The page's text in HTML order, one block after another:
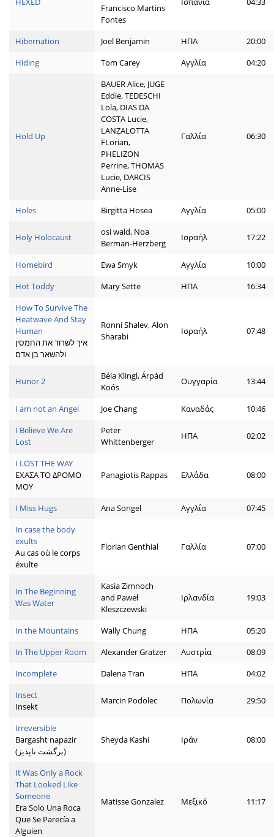
Francisco Martins
Fontes
Hibernation Joel Benjamin ΗΠΑ
20:00
Hiding
Tom Carey Αγγλία 04:20
Hold Up
BAUER Alice, JUGE
Eddie, TEDESCHI
Lola, DIAS DA
COSTA Lucie,
LANZALOTTA
FLorian,
PHELIZON
Perrine, THOMAS
Lucie, DARCIS
Anne-Lise
Γαλλία 06:30
Holes Birgitta Hosea Αγγλία 05:00
Holy Holocaust
osi wald, Noa
Berman-Herzberg
Ισραήλ 17:22
Homebird Ewa Smyk Αγγλία
10:00
Hot Toddy
Mary Sette ΗΠΑ
16:34
How To Survive The
Heatwave And Stay
Human
איך לשרוד את החמסין
ולהשאר בן אדם
Ronni Shalev, Alon
Sharabi
Ισραήλ 07:48
Hunor 2
Béla Klingl, Árpád
Koós
Ουγγαρία 13:44
I am not an Angel Joe Chang Καναδάς
10:46
I Believe We Are
Lost
Peter
Whittenberger
ΗΠΑ 02:02
I LOST THE WAY
ΕΧΑΣΑ ΤΟ ΔΡΟΜΟ
ΜΟΥ
Panagiotis Rappas Ελλάδα 08:00
I Miss Hugs Ana Songel Αγγλία
07:45
In case the body
exults
Au cas où le corps
éxulte
Florian Genthial Γαλλία 07:00
In The Beginning
Was Water
Kasia Zimnoch
and Paweł
Kleszczewski
Ιρλανδία 19:03
In the Mountains Wally Chung ΗΠΑ
05:20
In The Upper Room
Alexander Gratzer Αυστρία
08:09
Incomplete
Dalena Tran ΗΠΑ
04:02
Insect
Insekt
Marcin Podolec Πολωνία 29:50
Irreversible
Bargasht napazir
(برگشت ناپذیز)
Sheyda Kashi Ιράν 08:00
It Was Only a Rock
That Looked Like
Someone
Era Solo Una Roca
Que Se Parecía a
Alguien
Matisse Gonzalez Μεξικό 11:17